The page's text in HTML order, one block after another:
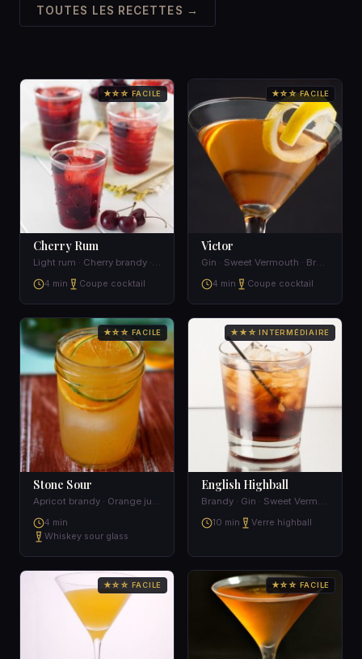
TOUTES LES RECETTES →
★☆☆ FACILE
Cherry Rum
Light rum · Cherry brandy · Light cream
4 min
Coupe cocktail
★☆☆ FACILE
Victor
Gin · Sweet Vermouth · Brandy
4 min
Coupe cocktail
★☆☆ FACILE
Stone Sour
Apricot brandy · Orange juice · Sweet and sour
4 min
Whiskey sour glass
★★☆ INTERMÉDIAIRE
English Highball
Brandy · Gin · Sweet Vermouth · Carbonated water
10 min
Verre highball
★☆☆ FACILE ★☆☆ FACILE